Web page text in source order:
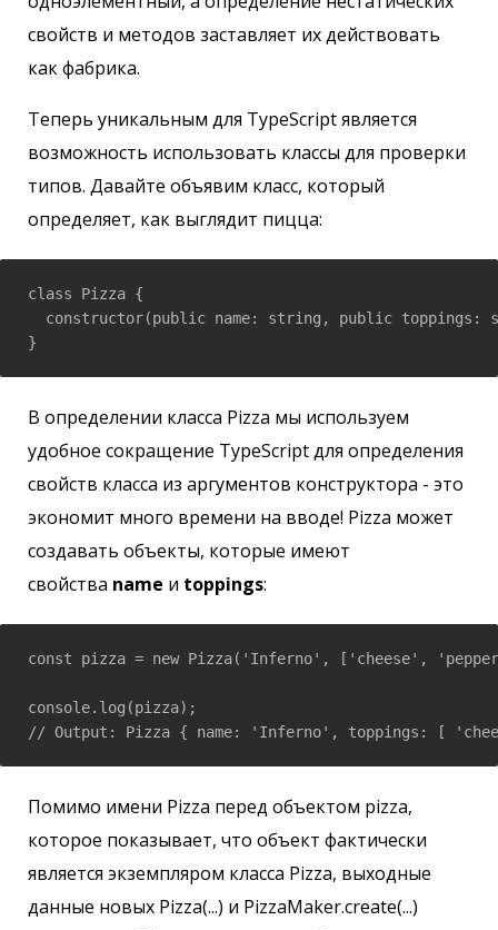
свойств и методов заставляет их действовать
как фабрика.
Теперь уникальным для TypeScript является
возможность использовать классы для проверки
типов. Давайте объявим класс, который
определяет, как выглядит пицца:
class Pizza {
constructor(public name: string, public toppings:
В определении класса Pizza мы используем
удобное сокращение TypeScript для определения
свойств класса из аргументов конструктора - это
экономит много времени на вводе! Pizza может
создавать объекты, которые имеют
свойства name и toppings:
const pizza = new Pizza('Inferno', ['cheese',
console.log(pizza);
Помимо имени Pizza перед объектом pizza,
которое показывает, что объект фактически
является экземпляром класса Pizza, выходные
данные новых Pizza(...) и PizzaMaker.create(...)